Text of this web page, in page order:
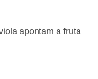
apontam a fruta